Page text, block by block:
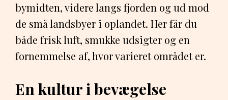
bymidten, videre langs fjorden og ud mod
de små landsbyer i oplandet. Her får du
både frisk luft, smukke udsigter og en
fornemmelse af, hvor varieret området er.
En kultur i bevægelse